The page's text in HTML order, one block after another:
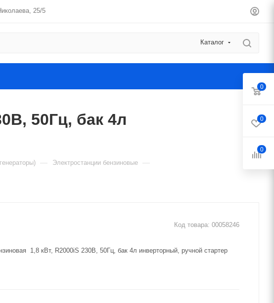
25/5
Каталог
50Гц, бак 4л
— Электростанции бензиновые —
Код товара: 00058246
1,8 кВт, R2000iS 230В, 50Гц, бак 4л инверторный, ручной стартер
0
0
0